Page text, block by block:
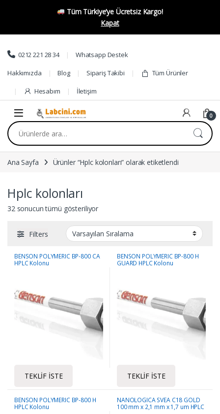
Tüm Türkiye’ye Ücretsiz Kargo!
Kapat
Skip to navigation
Skip to content
0212 221 28 34 Whatsapp Destek
Hakkımızda Blog Sipariş Takibi Tüm Ürünler
Hesabım İletişim
0
Ara:
Ana Sayfa Ürünler “Hplc kolonları” olarak etiketlendi
Hplc kolonları
32 sonucun tümü gösteriliyor
Filters
BENSON POLYMERIC BP-800 CA
HPLC Kolonu
TEKLIF İSTE
BENSON POLYMERIC BP-800 H
GUARD HPLC Kolonu
TEKLIF İSTE
BENSON POLYMERIC BP-800 H
HPLC Kolonu
NANOLOGICA SVEA C18 GOLD
100 mm x 2,1 mm x 1,7 um HPLC